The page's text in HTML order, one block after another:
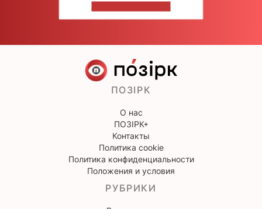
ПОЗІРК
О нас
ПОЗІРК+
Контакты
Политика cookie
Политика конфиденциальности
Положения и условия
РУБРИКИ